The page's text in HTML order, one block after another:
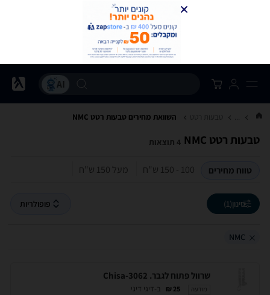
טבעות רטט השוואת מחירים טבעות רטט ‏NMC
טבעות רטט ‏NMC 4 תוצאות
טווח מחירים 100 - 150‏ ש"ח מעל 150‏ ש"ח
סינון(1) פופולריות
NMC
שרוול פתוח לגבר. Chisa-3062
מודעה 25 ₪ ב-דיגי דיגי